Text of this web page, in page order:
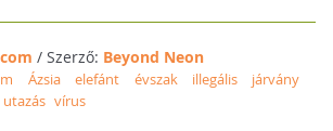
/ Szerző: Beyond Neon
Ázsia elefánt évszak illegális
járvány
utazás vírus